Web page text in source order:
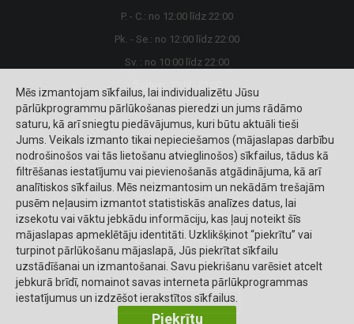
P. - C.: no 12:00 līdz 22:00
Pk. - Se.: no 12:00 līdz 22:00
Sv. : no 10:00 līdz 22:00
Šodien: 12:00-22:00
© 2026 CityFood.lv
Riga (Piegāde - Pasūtījumu saņemšana)
E-pasts: .@cf.com
Tel. 26677333: 26677333 / 26677333 / 26677333
Latviešu
Mēs izmantojam sīkfailus, lai individualizētu Jūsu
pārlūkprogrammu pārlūkošanas pieredzi un jums rādāmo
saturu, kā arī sniegtu piedāvājumus, kuri būtu aktuāli tieši
Jums. Veikals izmanto tikai nepieciešamos (mājaslapas darbību
nodrošinošos vai tās lietošanu atvieglinošos) sīkfailus, tādus kā
filtrēšanas iestatījumu vai pievienošanās atgādinājuma, kā arī
analītiskos sīkfailus. Mēs neizmantosim un nekādām trešajām
pusēm neļausim izmantot statistiskās analīzes datus, lai
izsekotu vai vāktu jebkādu informāciju, kas ļauj noteikt šīs
mājaslapas apmeklētāju identitāti. Uzklikšķinot “piekrītu” vai
turpinot pārlūkošanu mājaslapā, Jūs piekrītat sīkfailu
uzstādīšanai un izmantošanai. Savu piekrišanu varēsiet atcelt
jebkurā brīdī, nomainot savas interneta pārlūkprogrammas
iestatījumus un izdzēšot ierakstītos sīkfailus.
Piekrītu